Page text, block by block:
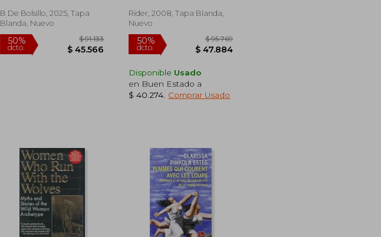
B De Bolsillo, 2025, Tapa
Blanda, Nuevo
Rider, 2008, Tapa Blanda,
Nuevo
Disponible Usado
en Buen Estado a
$ 40.274 Comprar Usado